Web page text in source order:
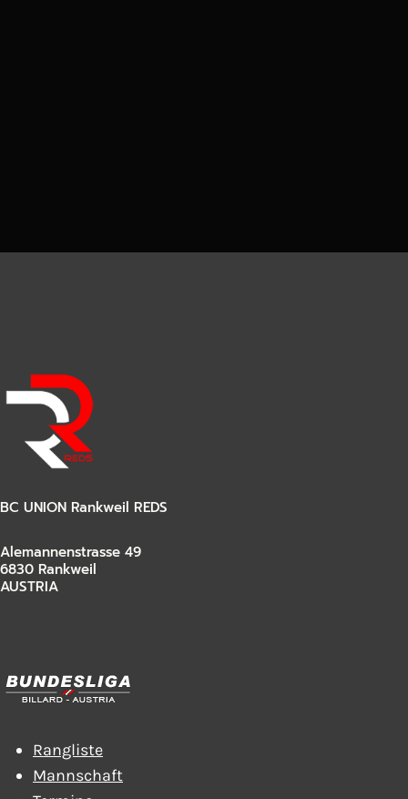
BC UNION Rankweil REDS
Alemannenstrasse 49
6830 Rankweil
AUSTRIA
Rangliste
Mannschaft